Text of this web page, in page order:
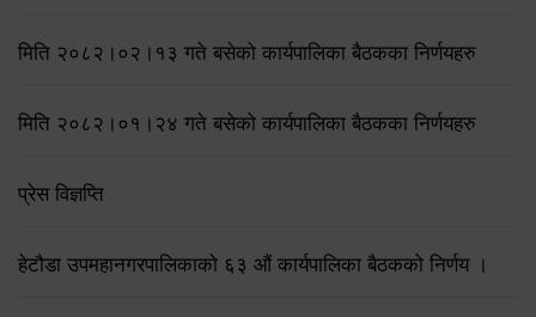
मिति २०८२।०२।१३ गते बसेको कार्यपालिका बैठकका निर्णयहरु
मिति २०८२।०१।२४ गते बसेको कार्यपालिका बैठकका निर्णयहरु
प्रेस विज्ञप्ति
हेटौडा उपमहानगरपालिकाको ६३ औं कार्यपालिका बैठकको निर्णय ।